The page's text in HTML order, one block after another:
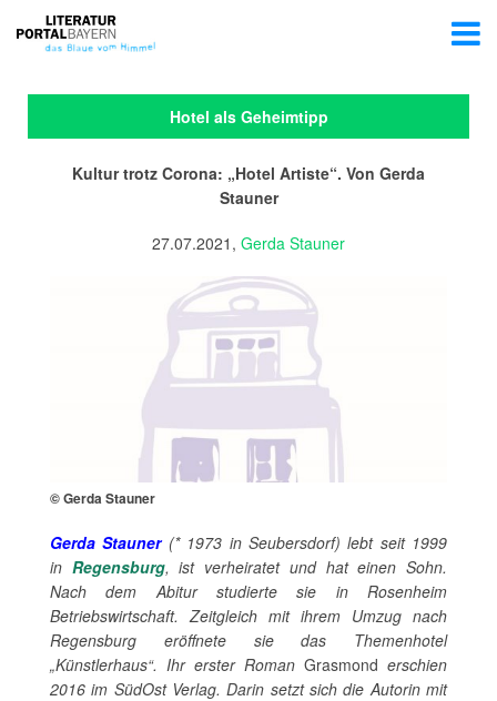
Hotel als Geheimtipp
Kultur trotz Corona: „Hotel Artiste“. Von Gerda
Stauner
27.07.2021, Gerda Stauner
© Gerda Stauner
Gerda Stauner(* 1973 in Seubersdorf)lebt seit 1999
in Regensburg, ist verheiratet und hat einen Sohn.
Nach dem Abitur studierte sie in Rosenheim
Betriebswirtschaft. Zeitgleich mit ihrem Umzug nach
Regensburg eröffnete sie das Themenhotel
„Künstlerhaus“. Ihr erster Roman Grasmond erschien
2016 im SüdOst Verlag. Darin setzt sich die Autorin mit